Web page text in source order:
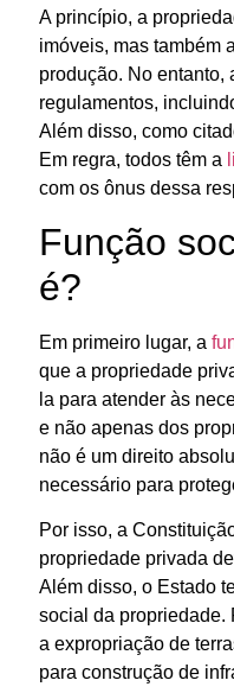
A princípio, a
imóveis, mas também
produção. No
regulamentos,
Além disso, como
Em regra, todos têm a
com os ônus dessa
Função
é?
Em primeiro lugar, a
que a propriedade
la para atender às
e não apenas dos
não é um direito
necessário para
Por isso, a
propriedade privada
Além disso, o Estado
social da propriedade.
a expropriação de
para construção de